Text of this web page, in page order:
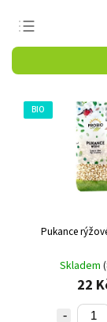
Nejlevnější
Nejdražší
Abecedně
BIO
Pukance
Skladem
22